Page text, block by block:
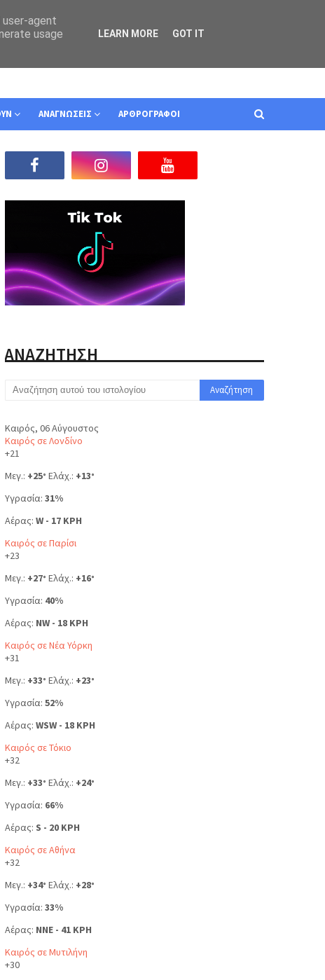
ΑΝΑΓΝΩΣΕΙΣ ΑΡΘΡΟΓΡΑΦΟΙ
ΑΝΑΖΗΤΗΣΗ
Καιρός, 06 Αύγουστος
Καιρός σε Λονδίνο
+21
Μεγ.: +25° Ελάχ.: +13°
Υγρασία: 31%
Αέρας: W - 17 KPH
Καιρός σε Παρίσι
+23
Μεγ.: +27° Ελάχ.: +16°
Υγρασία: 40%
Αέρας: NW - 18 KPH
Καιρός σε Νέα Υόρκη
+31
Μεγ.: +33° Ελάχ.: +23°
Υγρασία: 52%
Αέρας: WSW - 18 KPH
Καιρός σε Τόκιο
+32
Μεγ.: +33° Ελάχ.: +24°
Υγρασία: 66%
Αέρας: S - 20 KPH
Καιρός σε Αθήνα
+32
Μεγ.: +34° Ελάχ.: +28°
Υγρασία: 33%
Αέρας: NNE - 41 KPH
Καιρός σε Μυτιλήνη
+30
agent
usage
LEARN MORE GOT IT